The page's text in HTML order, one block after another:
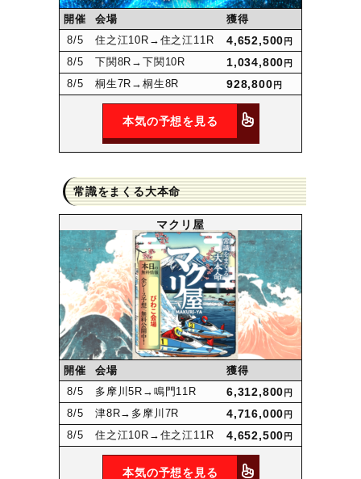
開催 会場
獲得
8/5 住之江10R →住之江11R 4,652,500 円
8/5 下関8R →下関10R 1,034,800 円
8/5 桐生7R →桐生8R 928,800 円
本気の予想を見る
常識をまくる大本命
マクリ屋
開催 会場
獲得
8/5 多摩川5R →鳴門11R 6,312,800 円
8/5 津8R→多摩川7R 4,716,000 円
8/5 住之江10R →住之江11R 4,652,500 円
本気の予想を見る